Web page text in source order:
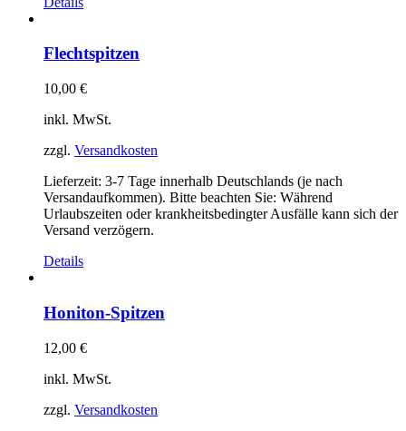
Flechtspitzen
10,00 €
inkl. MwSt.
zzgl. Versandkosten
Lieferzeit: 3-7 Tage innerhalb Deutschlands (je nach
Versandaufkommen). Bitte beachten Sie: Während
Urlaubszeiten oder krankheitsbedingter Ausfälle kann sich der
Versand verzögern.
Details
Honiton-Spitzen
12,00 €
inkl. MwSt.
zzgl. Versandkosten